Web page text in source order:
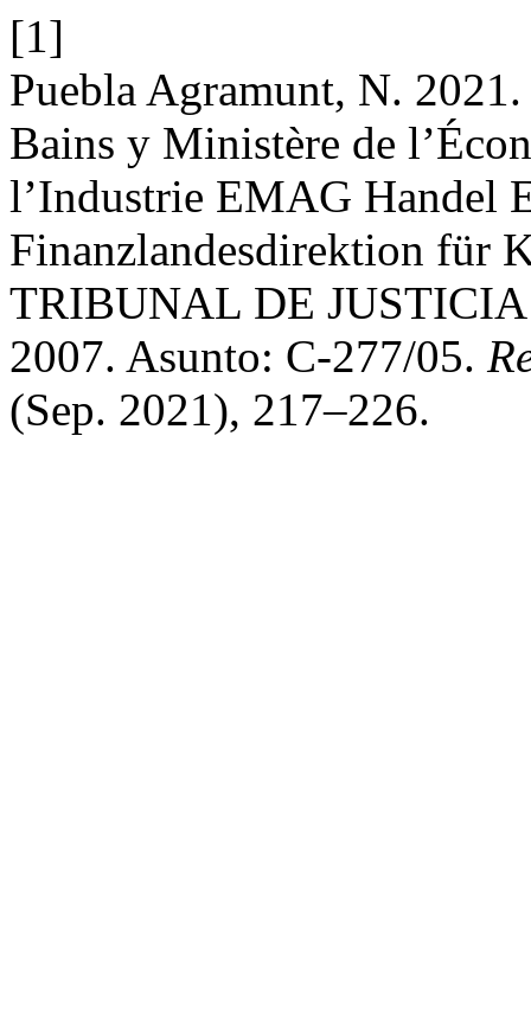
[1]
Puebla Agramunt, N.
Bains y Ministère de
l’Industrie EMAG Handel
Finanzlandesdirektion für
TRIBUNAL DE JUSTICIA
2007. Asunto: C-277/05.
(Sep. 2021), 217–226.